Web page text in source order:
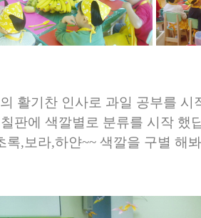
활기찬 인사로 과일 공부를 시
판에 색깔별로 분류를 시작 했
록,보라,하얀~~ 색깔을 구별 해